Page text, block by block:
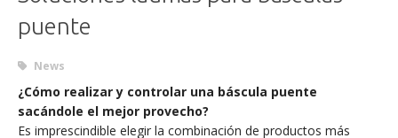
puente
News
¿Cómo realizar y controlar una báscula puente
sacándole el mejor provecho?
Es imprescindible elegir la combinación de productos más